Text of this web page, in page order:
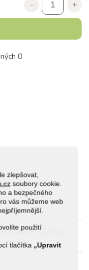
zlepšovat,
soubory cookie.
a bezpečného
vás můžeme web
použití
tlačítka „Upravit
- +
0
papíře (220g).